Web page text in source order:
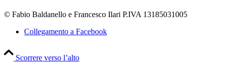
© Fabio Baldanello e Francesco Ilari P.IVA 13185031005
Collegamento a Facebook
Scorrere verso l’alto